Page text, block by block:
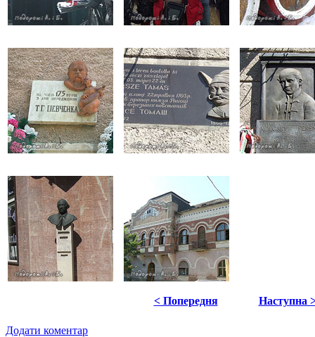
< Попередня Наступна
Додати коментар